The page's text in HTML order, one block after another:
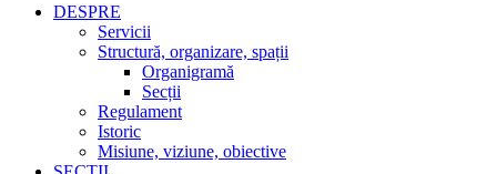
DESPRE
Servicii
Structură, organizare, spații
Organigramă
Secții
Regulament
Istoric
Misiune, viziune, obiective